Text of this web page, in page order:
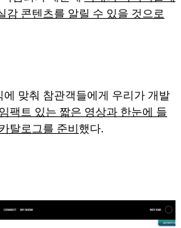
감 콘텐츠를 알릴 수 있을 것으로
맞춰 참관객들에게 우리가 개발
임팩트 있는 짧은 영상과 한눈에 들
탈로그를 준비 했다.